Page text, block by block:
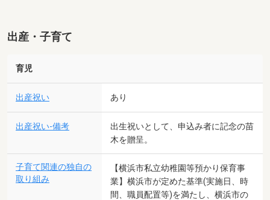
出産・子育て
育児
出産祝い あり
出産祝い-備考
出生祝いとして、申込み者に記念の苗
木を贈呈。
子育て関連の独自の
取り組み
【横浜市私立幼稚園等預かり保育事
業】横浜市が定めた基準(実施日、時
間、職員配置等)を満たし、横浜市の